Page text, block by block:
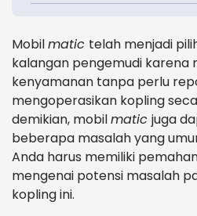
Mobilmatic telah menjadi
kalangan pengemudi karena
kenyamanan tanpa perlu
mengoperasikan kopling
demikian, mobilmatic juga
beberapa masalah yang
Anda harus memiliki
mengenai potensi masalah
kopling ini.